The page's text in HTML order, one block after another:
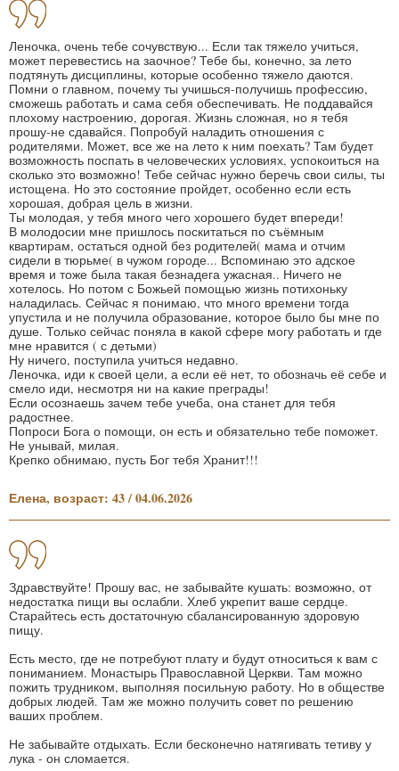
Леночка, очень тебе сочувствую... Если так тяжело учиться,
может перевестись на заочное? Тебе бы, конечно, за лето
подтянуть дисциплины, которые особенно тяжело даются.
Помни о главном, почему ты учишься-получишь профессию,
сможешь работать и сама себя обеспечивать. Не поддавайся
плохому настроению, дорогая. Жизнь сложная, но я тебя
прошу-не сдавайся. Попробуй наладить отношения с
родителями. Может, все же на лето к ним поехать? Там будет
возможность поспать в человеческих условиях, успокоиться на
сколько это возможно! Тебе сейчас нужно беречь свои силы, ты
истощена. Но это состояние пройдет, особенно если есть
хорошая, добрая цель в жизни.
Ты молодая, у тебя много чего хорошего будет впереди!
В молодосии мне пришлось поскитаться по съёмным
квартирам, остаться одной без родителей( мама и отчим
сидели в тюрьме( в чужом городе... Вспоминаю это адское
время и тоже была такая безнадега ужасная.. Ничего не
хотелось. Но потом с Божьей помощью жизнь потихоньку
наладилась. Сейчас я понимаю, что много времени тогда
упустила и не получила образование, которое было бы мне по
душе. Только сейчас поняла в какой сфере могу работать и где
мне нравится ( с детьми)
Ну ничего, поступила учиться недавно.
Леночка, иди к своей цели, а если её нет, то обозначь её себе и
смело иди, несмотря ни на какие преграды!
Если осознаешь зачем тебе учеба, она станет для тебя
радостнее.
Попроси Бога о помощи, он есть и обязательно тебе поможет.
Не унывай, милая.
Крепко обнимаю, пусть Бог тебя Хранит!!!
Елена, возраст: 43 / 04.06.2026
Здравствуйте! Прошу вас, не забывайте кушать: возможно, от
недостатка пищи вы ослабли. Хлеб укрепит ваше сердце.
Старайтесь есть достаточную сбалансированную здоровую
пищу.
Есть место, где не потребуют плату и будут относиться к вам с
пониманием. Монастырь Православной Церкви. Там можно
пожить трудником, выполняя посильную работу. Но в обществе
добрых людей. Там же можно получить совет по решению
ваших проблем.
Не забывайте отдыхать. Если бесконечно натягивать тетиву у
лука - он сломается.